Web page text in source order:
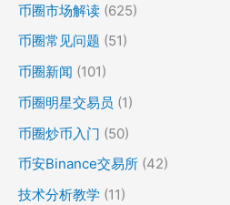
币圈市场解读 (625)
币圈常见问题 (51)
币圈新闻 (101)
币圈明星交易员 (1)
币圈炒币入门 (50)
币安Binance交易所 (42)
技术分析教学 (11)